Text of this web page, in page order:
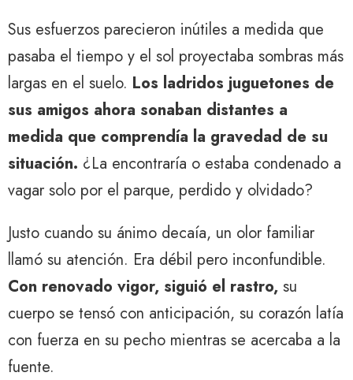
Sus esfuerzos parecieron inútiles a medida que
pasaba el tiempo y el sol proyectaba sombras más
largas en el suelo. Los ladridos juguetones de
sus amigos ahora sonaban distantes a
medida que comprendía la gravedad de su
situación. ¿La encontraría o estaba condenado a
vagar solo por el parque, perdido y olvidado?
Justo cuando su ánimo decaía, un olor familiar
llamó su atención. Era débil pero inconfundible.
Con renovado vigor, siguió el rastro, su
cuerpo se tensó con anticipación, su corazón latía
con fuerza en su pecho mientras se acercaba a la
fuente.